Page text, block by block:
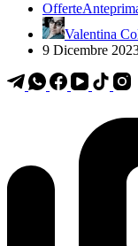
Offerte
Valentina
9 Dicembre